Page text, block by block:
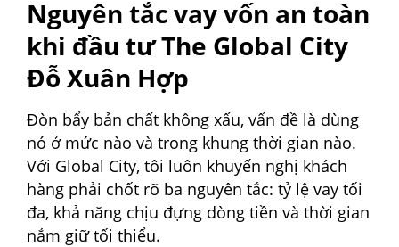
Nguyên tắc vay vốn an toàn
khi đầu tư The Global City
Đỗ Xuân Hợp
Đòn bẩy bản chất không xấu, vấn đề là dùng
nó ở mức nào và trong khung thời gian nào.
Với Global City, tôi luôn khuyến nghị khách
hàng phải chốt rõ ba nguyên tắc: tỷ lệ vay tối
đa, khả năng chịu đựng dòng tiền và thời gian
nắm giữ tối thiểu.